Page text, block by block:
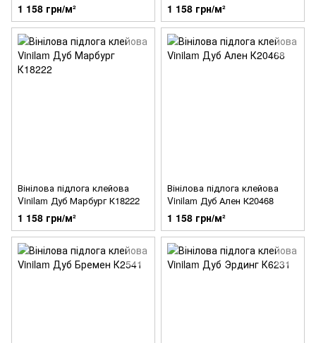
1 158 грн/м² 1 158 грн/м²
Вінілова підлога клейова
Vinilam Дуб Марбург К18222
1 158 грн/м²
Вінілова підлога клейова
Vinilam Дуб Ален К20468
1 158 грн/м²